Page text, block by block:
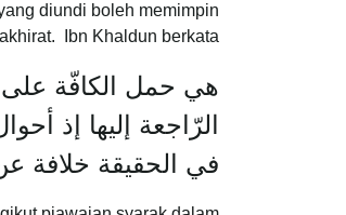
diundi boleh memimpin
Ibn Khaldun berkata:
هي حمل الكافّة على
الرّاجعة إليها إذ
في الحقيقة خلافة